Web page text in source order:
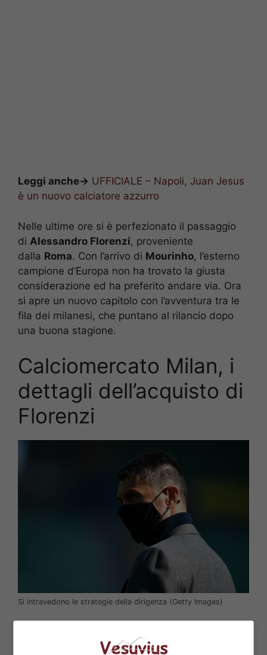
Leggi anche-> UFFICIALE – Napoli, Juan Jesus
è un nuovo calciatore azzurro
Nelle ultime ore si è perfezionato il passaggio
di Alessandro Florenzi, proveniente
dalla Roma. Con l’arrivo di Mourinho, l’esterno
campione d’Europa non ha trovato la giusta
considerazione ed ha preferito andare via. Ora
si apre un nuovo capitolo con l’avventura tra le
fila dei milanesi, che puntano al rilancio dopo
una buona stagione.
Calciomercato Milan, i
dettagli dell’acquisto di
Florenzi
Si intravedono le strategie della dirigenza (Getty Images)